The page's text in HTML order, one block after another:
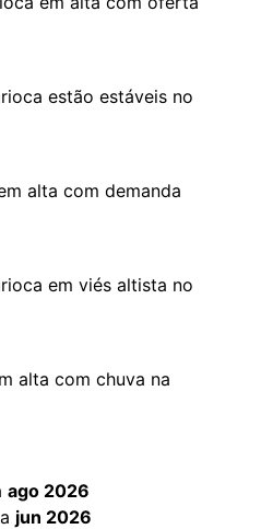
estão estáveis no
alta com demanda
em viés altista no
alta com chuva na
ago 2026
a jun 2026